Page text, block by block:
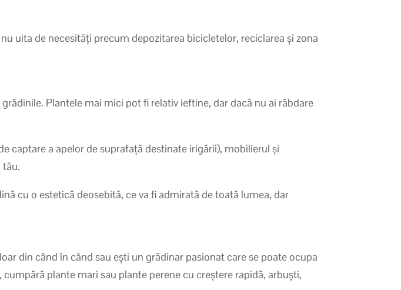
uita de necesități precum depozitarea bicicletelor, reciclarea și zona
Plantele mai mici pot fi relativ ieftine, dar dacă nu ai răbdare
captare a apelor de suprafață destinate irigării), mobilierul și
tău.
cu o estetică deosebită, ce va fi admirată de toată lumea, dar
din când în când sau ești un grădinar pasionat care se poate ocupa
plante mari sau plante perene cu creștere rapidă, arbuști,